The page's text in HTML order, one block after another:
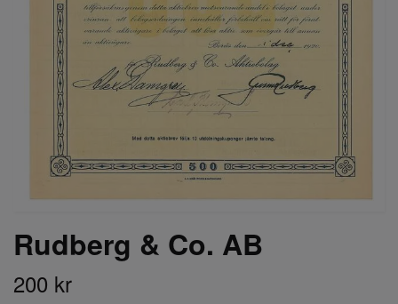
Rudberg & Co. AB
200 kr